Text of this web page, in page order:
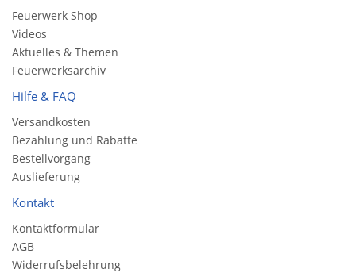
Feuerwerk Shop
Videos
Aktuelles & Themen
Feuerwerksarchiv
Hilfe & FAQ
Versandkosten
Bezahlung und Rabatte
Bestellvorgang
Auslieferung
Kontakt
Kontaktformular
AGB
Widerrufsbelehrung